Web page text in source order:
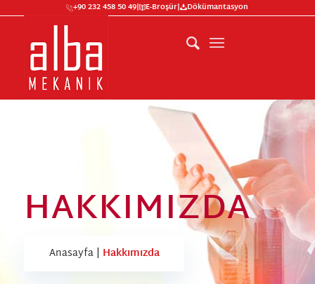
+90 232 458 50 49| E-Broşür| Dökümantasyon
HAKKIMIZDA
Anasayfa| Hakkımızda